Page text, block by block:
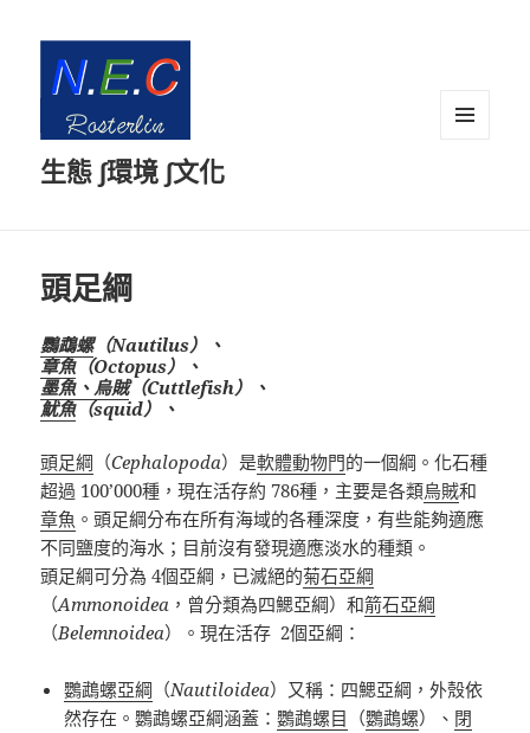
生態 ∫環境 ∫文化
頭足綱
鸚鵡螺（Nautilus）、
章魚（Octopus）、
墨魚、烏賊（Cuttlefish）、
魷魚（squid）、
頭足綱 （Cephalopoda）是軟體動物門的一個綱。化石種
超過 100’000種，現在活存約 786種，主要是各類烏賊和
章魚 。頭足綱分布在所有海域的各種深度，有些能夠適應
不同鹽度的海水；目前沒有發現適應淡水的種類。
頭足綱可分為 4個亞綱，已滅絕的菊石亞綱
（Ammonoidea ，曾分類為四鰓亞綱）和箭石亞綱
（Belemnoidea）。現在活存 2個亞綱：
鸚鵡螺亞綱 （Nautiloidea）又稱：四鰓亞綱，外殼依
然存在。鸚鵡螺亞綱涵蓋：鸚鵡螺目 （鸚鵡螺）、 閉